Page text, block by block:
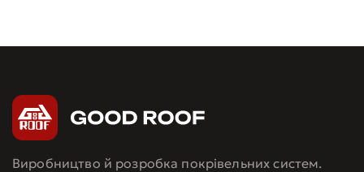
Виробництво й розробка покрівельних систем.